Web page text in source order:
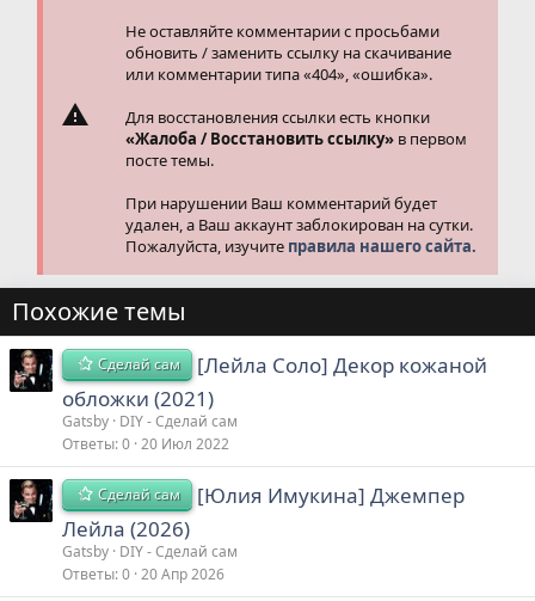
Не оставляйте комментарии с просьбами
обновить / заменить ссылку на скачивание
или комментарии типа «404», «ошибка».
Для восстановления ссылки есть кнопки
«Жалоба / Восстановить ссылку» в первом
посте темы.
При нарушении Ваш комментарий будет
удален, а Ваш аккаунт заблокирован на сутки.
Пожалуйста, изучите правила нашего сайта.
Похожие темы
Сделай сам
[Лейла Соло] Декор кожаной
обложки (2021)
Gatsby DIY - Сделай сам
Ответы 0 20 Июл 2022
Сделай сам
[Юлия Имукина] Джемпер
Лейла (2026)
Gatsby DIY - Сделай сам
Ответы 0 20 Апр 2026